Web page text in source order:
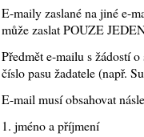
E-maily zaslané na jiné e-
může zaslat POUZE
Předmět e-mailu s žádostí
číslo pasu žadatele (např.
E-mail musí obsahovat
1. jméno a příjmení